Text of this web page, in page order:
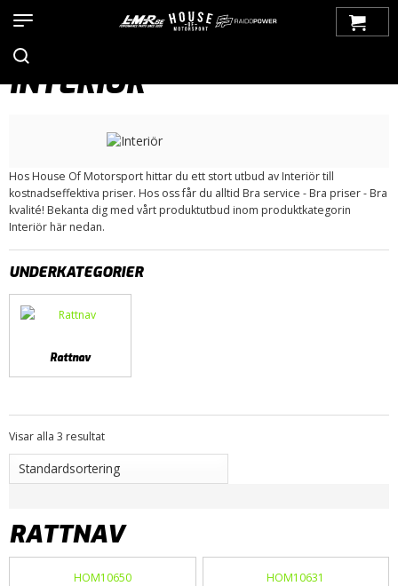
900 OG (1979-1993)
> Interiör
INTERIÖR
Hos House Of Motorsport hittar du ett stort utbud av Interiör till
kostnadseffektiva priser. Hos oss får du alltid Bra service - Bra priser - Bra
kvalité! Bekanta dig med vårt produktutbud inom produktkategorin
Interiör här nedan.
UNDERKATEGORIER
Rattnav
Visar alla 3 resultat
RATTNAV
HOM10650 HOM10631